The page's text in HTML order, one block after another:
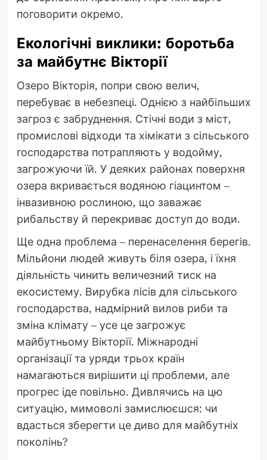
поговорити окремо.
Екологічні виклики: боротьба
за майбутнє Вікторії
Озеро Вікторія, попри свою велич,
перебуває в небезпеці. Однією з найбільших
загроз є забруднення. Стічні води з міст,
промислові відходи та хімікати з сільського
господарства потрапляють у водойму,
загрожуючи їй. У деяких районах поверхня
озера вкривається водяною гіацинтом –
інвазивною рослиною, що заважає
рибальству й перекриває доступ до води.
Ще одна проблема – перенаселення берегів.
Мільйони людей живуть біля озера, і їхня
діяльність чинить величезний тиск на
екосистему. Вирубка лісів для сільського
господарства, надмірний вилов риби та
зміна клімату – усе це загрожує
майбутньому Вікторії. Міжнародні
організації та уряди трьох країн
намагаються вирішити ці проблеми, але
прогрес іде повільно. Дивлячись на цю
ситуацію, мимоволі замислюєшся: чи
вдасться зберегти це диво для майбутніх
поколінь?